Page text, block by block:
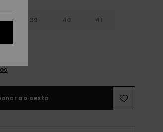
39 40 41
ao cesto